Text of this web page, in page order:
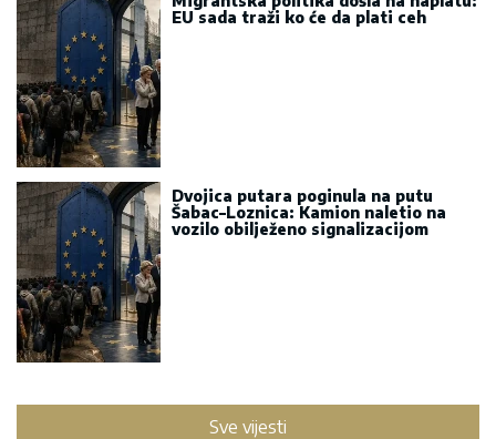
EU sada traži ko će da plati ceh
Dvojica putara poginula na putu
Šabac–Loznica: Kamion naletio na
vozilo obilježeno signalizacijom
Sve vijesti